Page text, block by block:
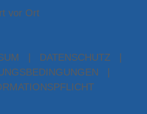
vor Ort
DATENSCHUTZ